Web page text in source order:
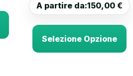
A partire da:150,00 €
Selezione Opzione